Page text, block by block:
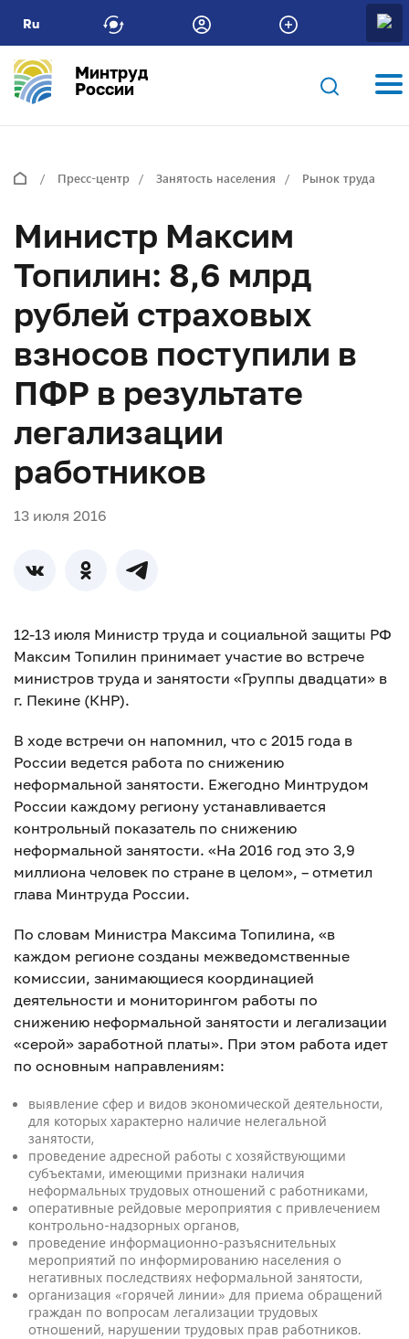
Ru
Минтруд
России
Пресс-центр Занятость населения Рынок труда
Министр Максим
Топилин: 8,6 млрд
рублей страховых
взносов поступили в
ПФР в результате
легализации
работников
13 июля 2016
12-13 июля Министр труда и социальной защиты РФ
Максим Топилин принимает участие во встрече
министров труда и занятости «Группы двадцати» в
г. Пекине (КНР).
В ходе встречи он напомнил, что с 2015 года в
России ведется работа по снижению
неформальной занятости. Ежегодно Минтрудом
России каждому региону устанавливается
контрольный показатель по снижению
неформальной занятости. «На 2016 год это 3,9
миллиона человек по стране в целом», – отметил
глава Минтруда России.
По словам Министра Максима Топилина, «в
каждом регионе созданы межведомственные
комиссии, занимающиеся координацией
деятельности и мониторингом работы по
снижению неформальной занятости и легализации
«серой» заработной платы». При этом работа идет
по основным направлениям:
выявление сфер и видов экономической деятельности,
для которых характерно наличие нелегальной
занятости,
проведение адресной работы с хозяйствующими
субъектами, имеющими признаки наличия
неформальных трудовых отношений с работниками,
оперативные рейдовые мероприятия с привлечением
контрольно-надзорных органов,
проведение информационно-разъяснительных
мероприятий по информированию населения о
негативных последствиях неформальной занятости,
организация «горячей линии» для приема обращений
граждан по вопросам легализации трудовых
отношений, нарушении трудовых прав работников.